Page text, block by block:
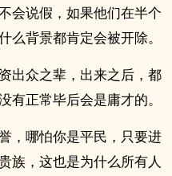
会说假，如果他们在半个
么背景都肯定会被开除。
出众之辈，出来之后，都
有正常毕后会是庸才的。
，哪怕你是平民，只要进
族，这也是为什么所有人